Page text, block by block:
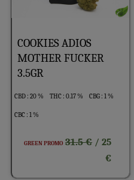
COOKIES ADIOS
MOTHER FUCKER
3.5GR
CBD : 20 % THC : 0.17 % CBG : 1 %
CBC : 1 %
GREEN PROMO 31.5 € / 25
€